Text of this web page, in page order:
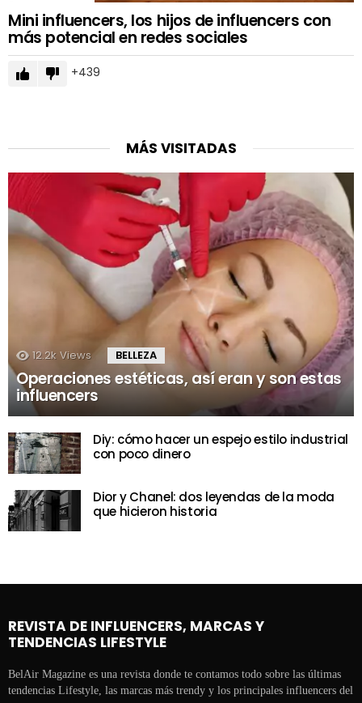
Mini influencers, los hijos de influencers con
más potencial en redes sociales
439
MÁS VISITADAS
12.2k Views BELLEZA
Operaciones estéticas, así eran y son estas
influencers
Diy: cómo hacer un espejo estilo industrial
con poco dinero
Dior y Chanel: dos leyendas de la moda
que hicieron historia
REVISTA DE INFLUENCERS, MARCAS Y
TENDENCIAS LIFESTYLE
BelAir Magazine es una revista donde te contamos todo sobre las últimas
tendencias Lifestyle, las marcas más trendy y los principales influencers del